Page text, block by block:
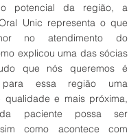
potencial da região, a
Unic representa o que
no atendimento do
explicou uma das sócias
que nós queremos é
para essa região uma
qualidade e mais próxima,
paciente possa ser
como acontece com